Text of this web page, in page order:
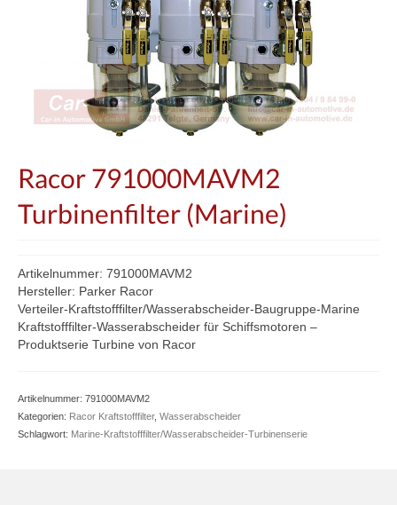
Racor 791000MAVM2
Turbinenfilter (Marine)
Artikelnummer: 791000MAVM2
Hersteller: Parker Racor
Verteiler-Kraftstofffilter/Wasserabscheider-Baugruppe-Marine
Kraftstofffilter-Wasserabscheider für Schiffsmotoren –
Produktserie Turbine von Racor
Artikelnummer: 791000MAVM2
Kategorien: Racor Kraftstofffilter, Wasserabscheider
Schlagwort: Marine-Kraftstofffilter/Wasserabscheider-Turbinenserie